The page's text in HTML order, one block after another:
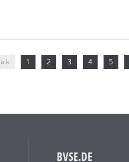
1 2 3 4 5
BVSE.DE